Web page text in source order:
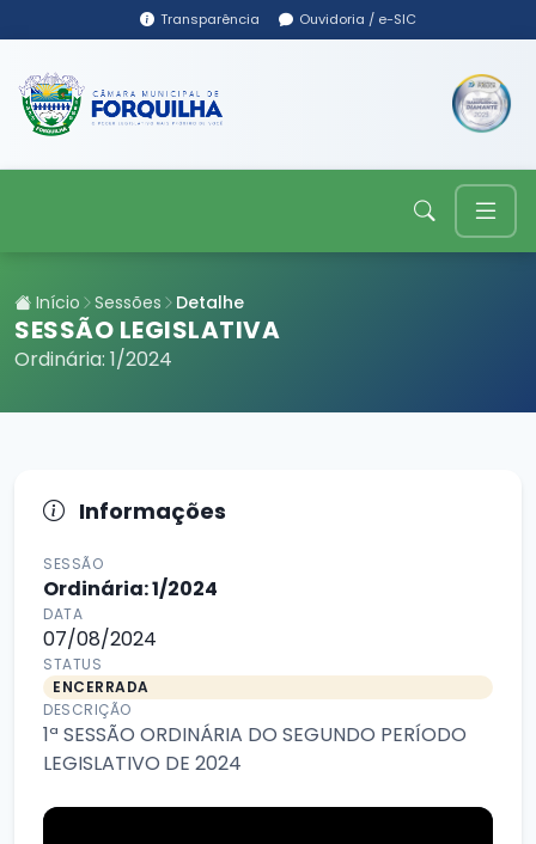
Transparência Ouvidoria / e-SIC
Início Sessões Detalhe
SESSÃO LEGISLATIVA
Ordinária: 1/2024
Informações
SESSÃO
Ordinária: 1/2024
DATA
07/08/2024
STATUS
ENCERRADA
DESCRIÇÃO
1ª SESSÃO ORDINÁRIA DO SEGUNDO PERÍODO
LEGISLATIVO DE 2024